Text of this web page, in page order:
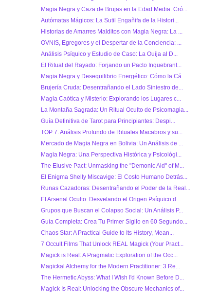
Magia Negra y Caza de Brujas en la Edad Media: Cró...
Autómatas Mágicos: La Sutil Engañifa de la Histori...
Historias de Amarres Malditos con Magia Negra: La ...
OVNIS, Egregores y el Despertar de la Conciencia: ...
Análisis Psíquico y Estudio de Caso: La Ouija al D...
El Ritual del Rayado: Forjando un Pacto Inquebrant...
Magia Negra y Desequilibrio Energético: Cómo la Cá...
Brujería Cruda: Desentrañando el Lado Siniestro de...
Magia Caótica y Misterio: Explorando los Lugares c...
La Montaña Sagrada: Un Ritual Oculto de Psicomagia...
Guía Definitiva de Tarot para Principiantes: Despi...
TOP 7: Análisis Profundo de Rituales Macabros y su...
Mercado de Magia Negra en Bolivia: Un Análisis de ...
Magia Negra: Una Perspectiva Histórica y Psicológi...
The Elusive Pact: Unmasking the "Demonic Aid" of M...
El Enigma Shelly Miscavige: El Costo Humano Detrás...
Runas Cazadoras: Desentrañando el Poder de la Real...
El Arsenal Oculto: Desvelando el Origen Psíquico d...
Grupos que Buscan el Colapso Social: Un Análisis P...
Guía Completa: Crea Tu Primer Sigilo en 60 Segundo...
Chaos Star: A Practical Guide to Its History, Mean...
7 Occult Films That Unlock REAL Magick (Your Pract...
Magick is Real: A Pragmatic Exploration of the Occ...
Magickal Alchemy for the Modern Practitioner: 3 Re...
The Hermetic Abyss: What I Wish I'd Known Before D...
Magick Is Real: Unlocking the Obscure Mechanics of...